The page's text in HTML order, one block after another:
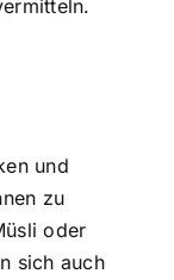
und
zu
oder
sich auch